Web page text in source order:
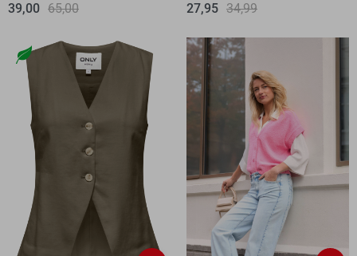
39,00 65,00 27,95 34,99